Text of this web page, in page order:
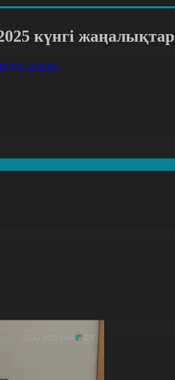
күнгі жаңалықтар
тазалау